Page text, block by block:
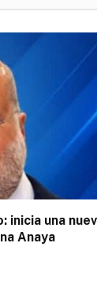
inicia una
Anaya